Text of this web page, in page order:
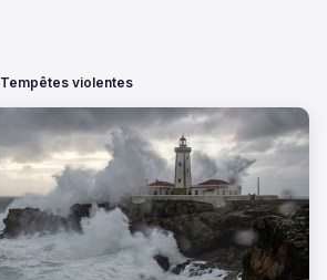
Tempêtes violentes